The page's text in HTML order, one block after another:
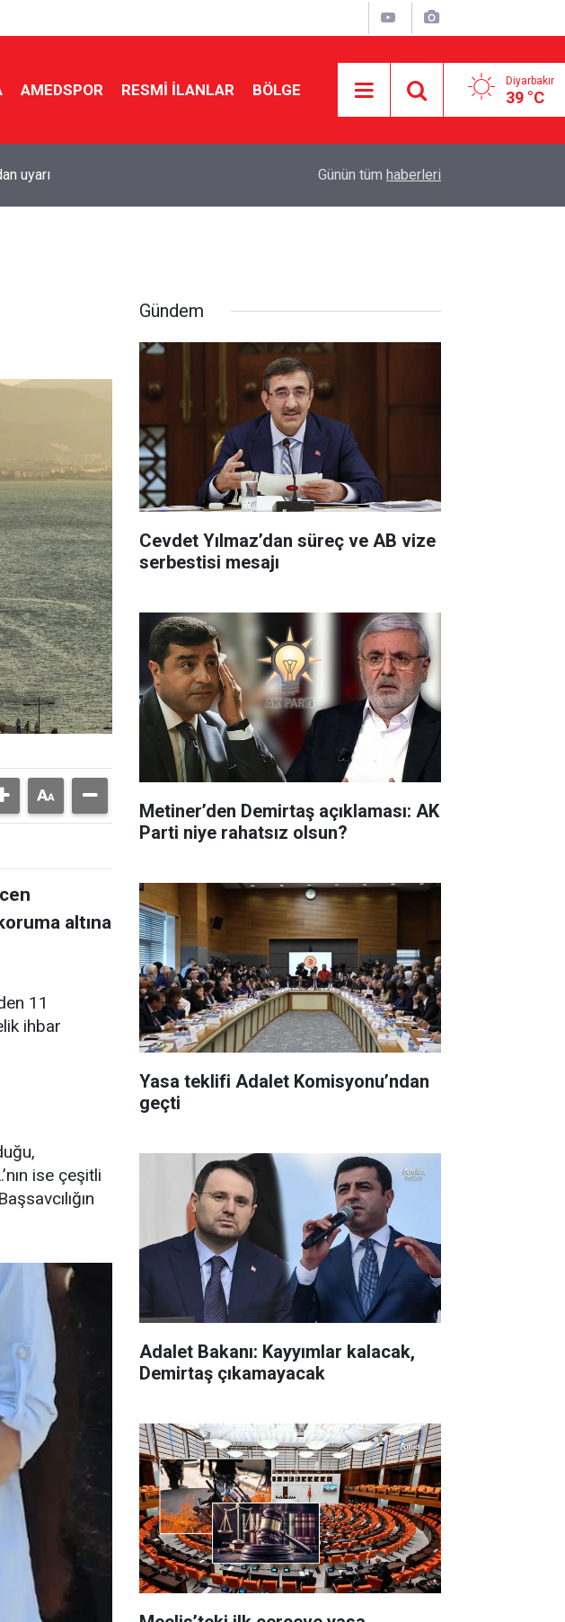
AMEDSPOR RESMI İLANLAR BÖLGE Diyarbakır
39 °C
47 derecelik sıcakta asfalt mesaisi
Günün tüm haberleri
altına
11
ihbar
ise çeşitli
Gündem
Cevdet Yılmaz’dan süreç ve AB vize
serbestisi mesajı
Metiner’den Demirtaş açıklaması: AK
Parti niye rahatsız olsun?
Yasa teklifi Adalet Komisyonu’ndan
geçti
Adalet Bakanı: Kayyımlar kalacak,
Demirtaş çıkamayacak